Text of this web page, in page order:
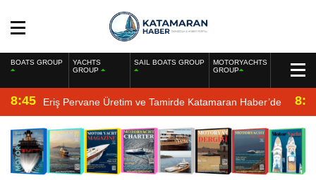
BOATS GROUP
YACHTS
GROUP
SAIL BOATS GROUP
MOTORYACHTS
GROUP
8:45 Eriş Pervane Üretim ve Tamirde Katamaran Haber’de